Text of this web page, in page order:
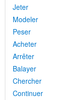
Jeter
Modeler
Peser
Acheter
Arrêter
Balayer
Chercher
Continuer